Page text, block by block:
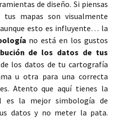
de diseño. Si piensas
mapas son visualmente
esto es influyente… la
no está en los gustos
de los datos de tus
los datos de tu cartografía
u otra para una correcta
Atento que aquí tienes la
es la mejor simbología de
datos y no meter la pata.